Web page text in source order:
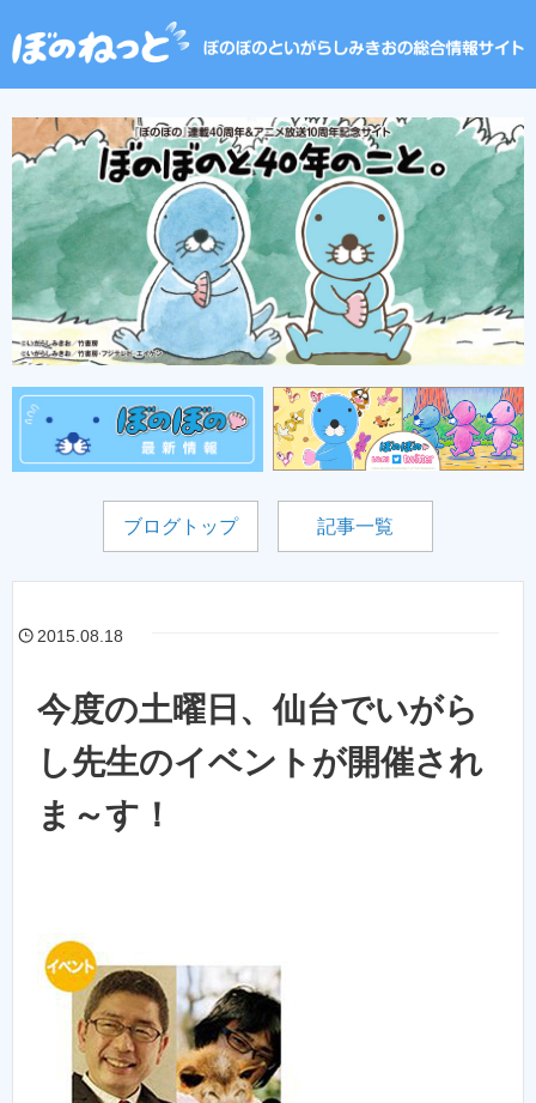
ブログトップ 記事一覧
2015.08.18
今度の土曜日、仙台でいがら
し先生のイベントが開催され
ま～す！